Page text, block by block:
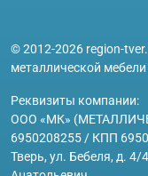
© 2012-2026 region-
металлической мебели
Реквизиты компании:
ООО «МК»
6950208255 / КПП
Тверь, ул. Бебеля, д.